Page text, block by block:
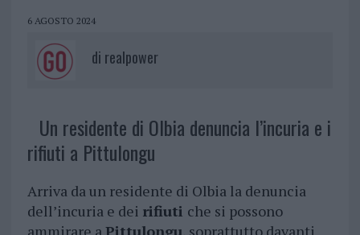
6 AGOSTO 2024
di realpower
Un residente di Olbia denuncia l’incuria e i
rifiuti a Pittulongu
Arriva da un residente di Olbia la denuncia
dell’incuria e dei rifiuti che si possono